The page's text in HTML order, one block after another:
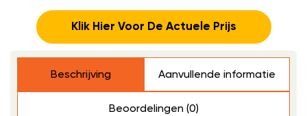
Klik Hier Voor De Actuele Prijs
Beschrijving Aanvullende informatie
Beoordelingen (0)